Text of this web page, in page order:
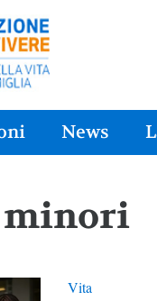
News
Vita